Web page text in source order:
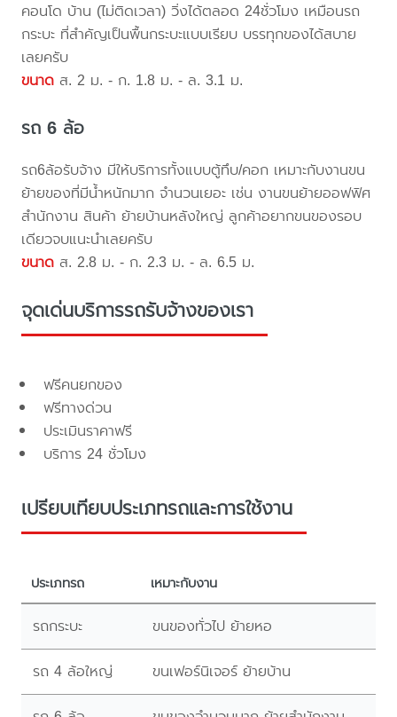
คอนโด บ้าน (ไม่ติดเวลา) วิ่งได้ตลอด 24ชั่วโมง เหมือนรถ
กระบะ ที่สำคัญเป็นพื้นกระบะแบบเรียบ บรรทุกของได้สบาย
เลยครับ
ขนาด ส. 2 ม. - ก. 1.8 ม. - ล. 3.1 ม.
รถ 6 ล้อ
รถ6ล้อรับจ้าง มีให้บริการทั้งแบบตู้ทึบ/คอก เหมาะกับงานขน
ย้ายของที่มีน้ำหนักมาก จำนวนเยอะ เช่น งานขนย้ายออฟฟิศ
สำนักงาน สินค้า ย้ายบ้านหลังใหญ่ ลูกค้าอยากขนของรอบ
เดียวจบแนะนำเลยครับ
ขนาด ส. 2.8 ม. - ก. 2.3 ม. - ล. 6.5 ม.
จุดเด่นบริการรถรับจ้างของเรา
ฟรีคนยกของ
ฟรีทางด่วน
ประเมินราคาฟรี
บริการ 24 ชั่วโมง
เปรียบเทียบประเภทรถและการใช้งาน
ประเภทรถ เหมาะกับงาน
รถกระบะ ขนของทั่วไป ย้ายหอ
รถ 4 ล้อใหญ่ ขนเฟอร์นิเจอร์ ย้ายบ้าน